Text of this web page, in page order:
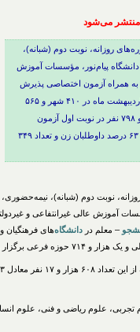
آزمون در دوره‌های روزانه، نوبت دوم (شبانه)،
پیام‌نور، مؤسسات آموزش
به همراه آزمون اختصاصی پذیرش
دانشجو – معلم در دانشگاه‌های فرهنگیان و تربیت‌دبیر شهید رجایی در ۱۱ و ۱۲ اردیبهشت ماه در ۴۱۰ شهر و ۵۶۵
حوزه امتحانی اصلی و یک هزار و ۷۱۴ حوزه فرعی برگزار شد. تعداد ۹۵۷ هزار و ۷۹۸ نفر در نوبت اول آزمون
سراسری سال ۱۴۰۴ ثبت نام کرده‌اند که از این تعداد ۶۰۸ هزار و ۱۷ نفر معادل ۶۳ درصد داوطلبان زن و تعداد ۳۴۹
نوبت دوم (شبانه)، نیمه‌حضوری،
آموزش عالی غیرانتفاعی و
– معلم در دانشگاه‌های فرهنگیان و
سراسری سال ۱۴۰۴ ثبت نام
علوم تجربی، علوم ریاضی و فنی، علوم